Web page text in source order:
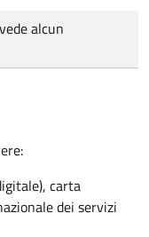
alcun
carta
dei servizi